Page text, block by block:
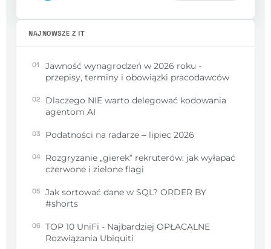
NAJNOWSZE Z IT
01
Jawność wynagrodzeń w 2026 roku -
przepisy, terminy i obowiązki pracodawców
02
Dlaczego NIE warto delegować kodowania
agentom AI
03 Podatności na radarze – lipiec 2026
04
Rozgryzanie „gierek” rekruterów: jak wyłapać
czerwone i zielone flagi
05
Jak sortować dane w SQL? ORDER BY
#shorts
06 TOP 10 UniFi - Najbardziej OPŁACALNE
Rozwiązania Ubiquiti